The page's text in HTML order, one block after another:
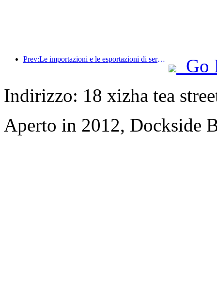
Prev:Le importazioni e le esportazioni di servizi di viaggio hanno raggiunto 1.080,29 miliardi di yuan nella prima metà dell'anno
Go
Indirizzo: 18 xizha tea
Aperto in 2012, Dockside